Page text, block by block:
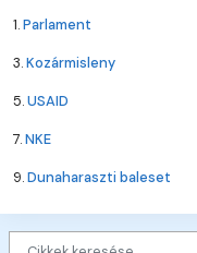
1.Parlament
3.Kozármisleny
5.USAID
7.NKE
9.Dunaharaszti baleset